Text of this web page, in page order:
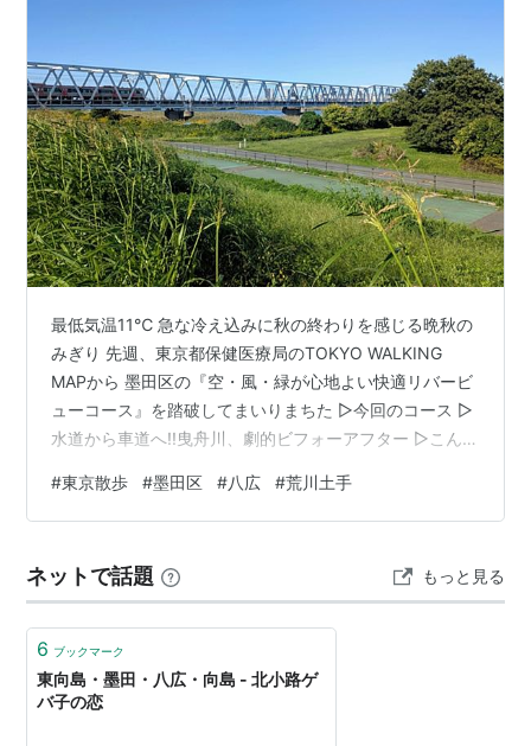
最低気温11℃ 急な冷え込みに秋の終わりを感じる晩秋の
みぎり 先週、東京都保健医療局のTOKYO WALKING
MAPから 墨田区の『空・風・緑が心地よい快適リバービ
ューコース』を踏破してまいりまちた ▷今回のコース ▷
水道から車道へ!!曳舟川、劇的ビフォーアフター ▷こんに
士山まで見える？！快晴の荒川土手を歩く！ ▷旧中川か
らGOALへ！八広散歩ラストスパート！ ▷今回のコース
荒川土手→東墨田公園→吾嬬西公園→GOAL 八広駅 コー
ス距離5.1km 所要時間77分 ▷水道か…
#東京散歩 #墨田区 #八広 #荒川土手
ネットで話題 もっと見る
6 ブックマーク
東向島・墨田・八広・向島 - 北小路ゲ
バ子の恋